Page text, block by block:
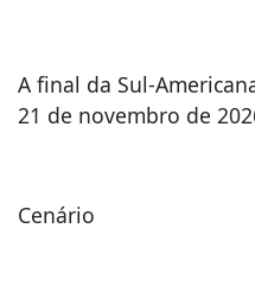
A final da Sul-
21 de novembro de
Cenário